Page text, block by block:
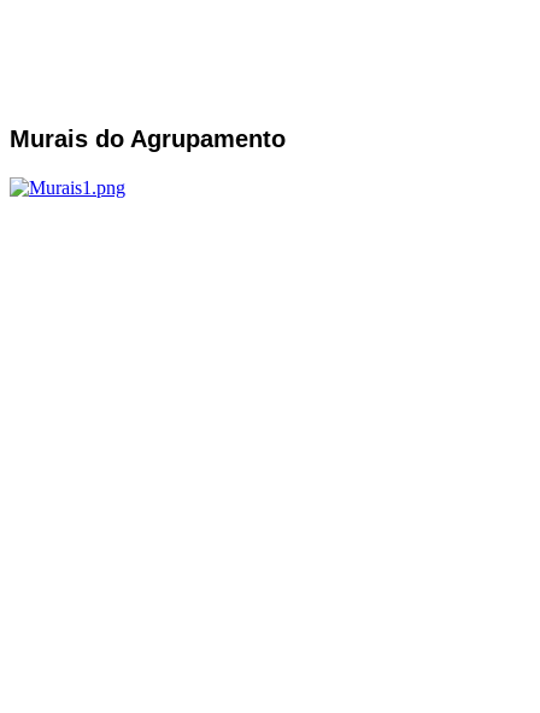
Murais do Agrupamento